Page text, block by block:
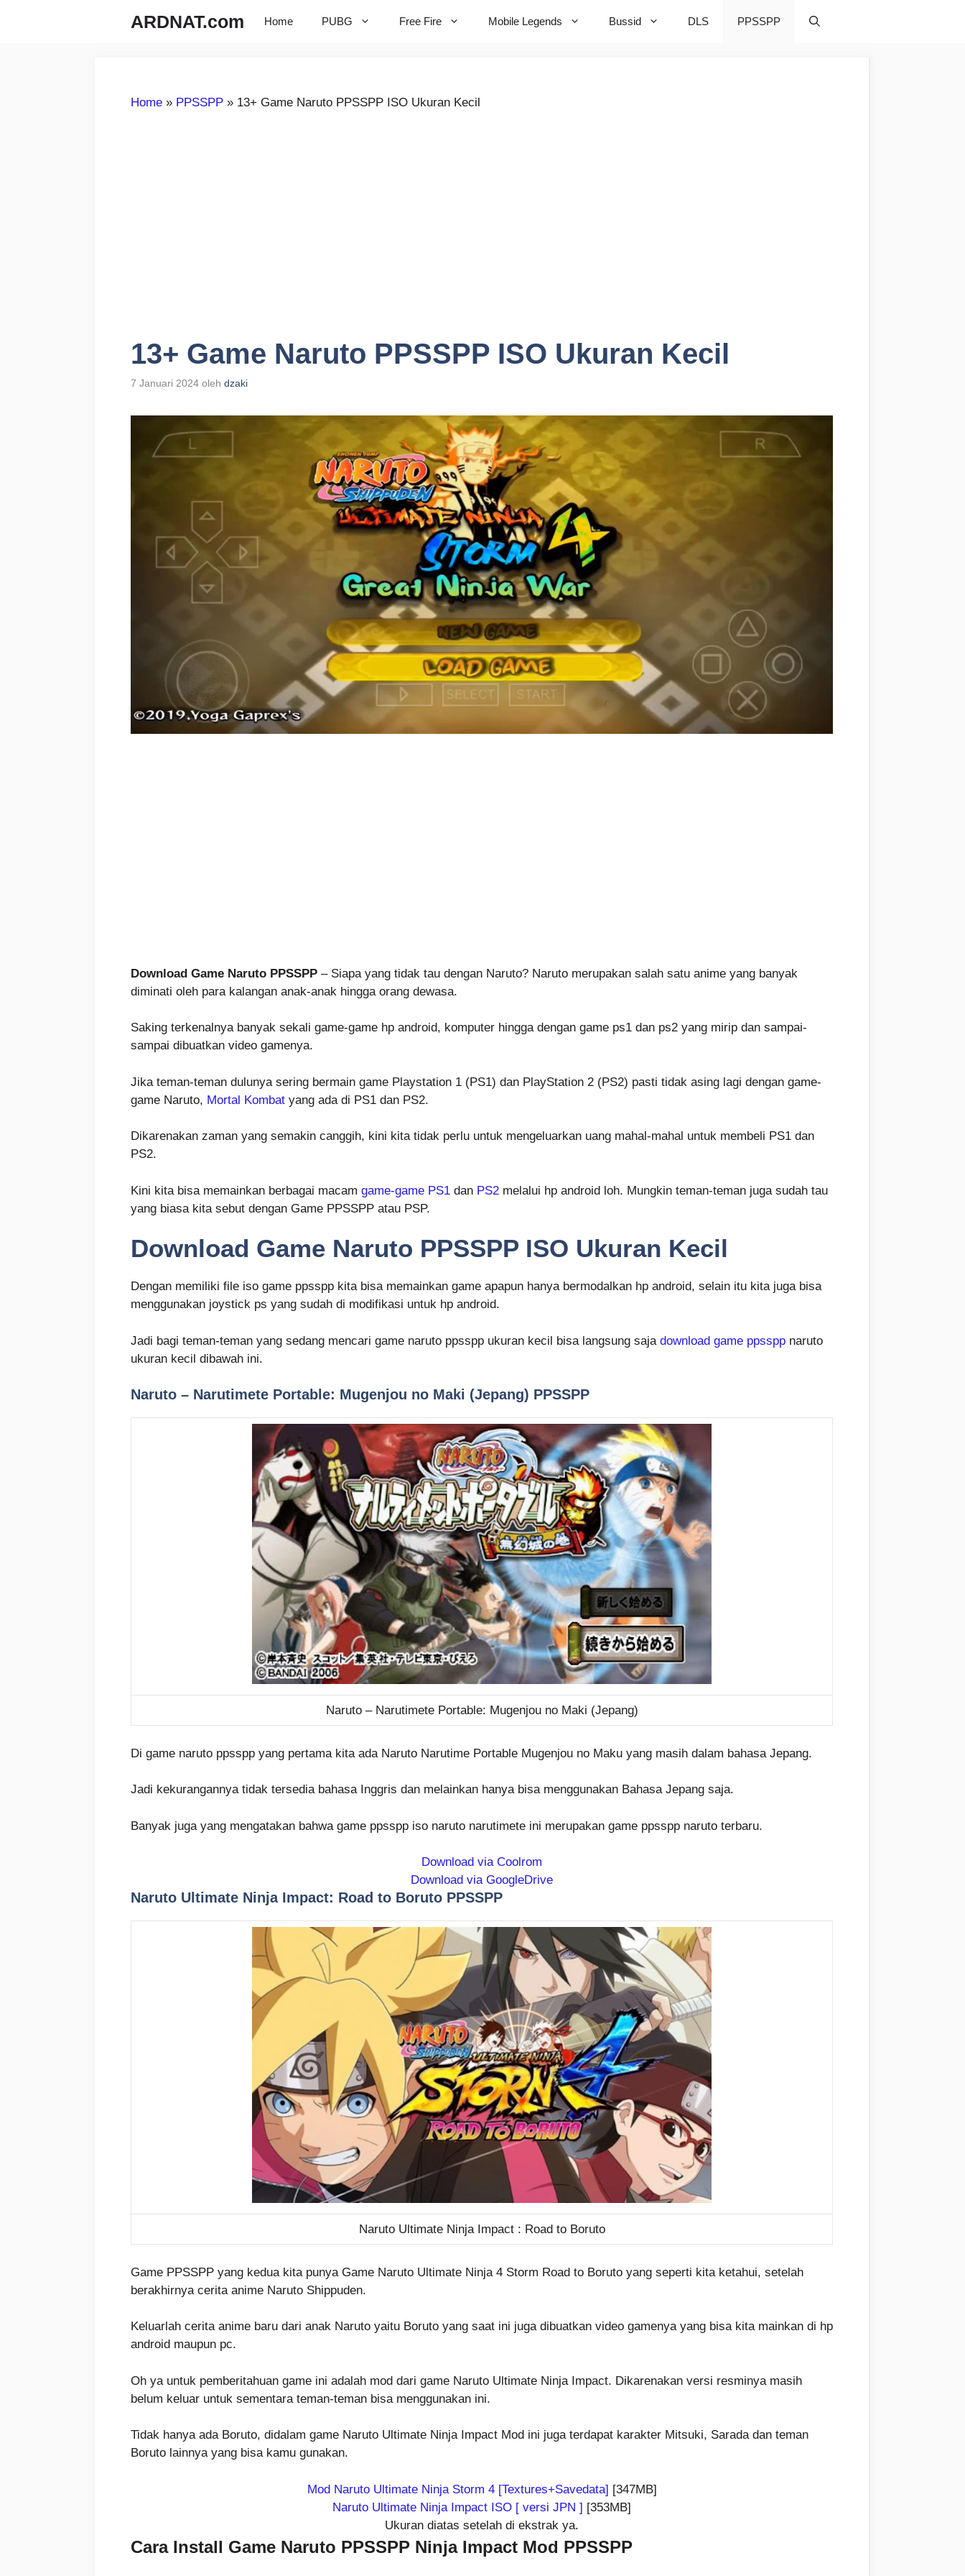
ARDNAT.com Home PUBG Free Fire Mobile Legends Bussid DLS PPSSPP
Home » PPSSPP » 13+ Game Naruto PPSSPP ISO Ukuran Kecil
13+ Game Naruto PPSSPP ISO Ukuran Kecil
7 Januari 2024 oleh dzaki
Download Game Naruto PPSSPP – Siapa yang tidak tau dengan Naruto? Naruto merupakan salah satu anime yang banyak
diminati oleh para kalangan anak-anak hingga orang dewasa.
Saking terkenalnya banyak sekali game-game hp android, komputer hingga dengan game ps1 dan ps2 yang mirip dan sampai-
sampai dibuatkan video gamenya.
Jika teman-teman dulunya sering bermain game Playstation 1 (PS1) dan PlayStation 2 (PS2) pasti tidak asing lagi dengan game-
game Naruto, Mortal Kombat yang ada di PS1 dan PS2.
Dikarenakan zaman yang semakin canggih, kini kita tidak perlu untuk mengeluarkan uang mahal-mahal untuk membeli PS1 dan
PS2.
Kini kita bisa memainkan berbagai macam game-game PS1 dan PS2 melalui hp android loh. Mungkin teman-teman juga sudah tau
yang biasa kita sebut dengan Game PPSSPP atau PSP.
Download Game Naruto PPSSPP ISO Ukuran Kecil
Dengan memiliki file iso game ppsspp kita bisa memainkan game apapun hanya bermodalkan hp android, selain itu kita juga bisa
menggunakan joystick ps yang sudah di modifikasi untuk hp android.
Jadi bagi teman-teman yang sedang mencari game naruto ppsspp ukuran kecil bisa langsung saja download game ppsspp naruto
ukuran kecil dibawah ini.
Naruto – Narutimete Portable: Mugenjou no Maki (Jepang) PPSSPP
Naruto – Narutimete Portable: Mugenjou no Maki (Jepang)
Di game naruto ppsspp yang pertama kita ada Naruto Narutime Portable Mugenjou no Maku yang masih dalam bahasa Jepang.
Jadi kekurangannya tidak tersedia bahasa Inggris dan melainkan hanya bisa menggunakan Bahasa Jepang saja.
Banyak juga yang mengatakan bahwa game ppsspp iso naruto narutimete ini merupakan game ppsspp naruto terbaru.
Download via Coolrom
Download via GoogleDrive
Naruto Ultimate Ninja Impact: Road to Boruto PPSSPP
Naruto Ultimate Ninja Impact : Road to Boruto
Game PPSSPP yang kedua kita punya Game Naruto Ultimate Ninja 4 Storm Road to Boruto yang seperti kita ketahui, setelah
berakhirnya cerita anime Naruto Shippuden.
Keluarlah cerita anime baru dari anak Naruto yaitu Boruto yang saat ini juga dibuatkan video gamenya yang bisa kita mainkan di hp
android maupun pc.
Oh ya untuk pemberitahuan game ini adalah mod dari game Naruto Ultimate Ninja Impact. Dikarenakan versi resminya masih
belum keluar untuk sementara teman-teman bisa menggunakan ini.
Tidak hanya ada Boruto, didalam game Naruto Ultimate Ninja Impact Mod ini juga terdapat karakter Mitsuki, Sarada dan teman
Boruto lainnya yang bisa kamu gunakan.
Mod Naruto Ultimate Ninja Storm 4 [Textures+Savedata] [347MB]
Naruto Ultimate Ninja Impact ISO [ versi JPN ] [353MB]
Ukuran diatas setelah di ekstrak ya.
Cara Install Game Naruto PPSSPP Ninja Impact Mod PPSSPP